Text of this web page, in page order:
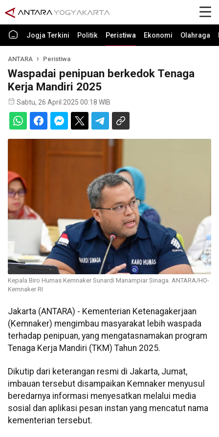
Jogja Terkini Politik Peristiwa Ekonomi Olahraga
ANTARA Peristiwa
Waspadai penipuan berkedok Tenaga
Kerja Mandiri 2025
Sabtu, 26 April 2025 00:18 WIB
Kepala Biro Humas Kemnaker Sunardi Manampiar Sinaga. ANTARA/HO-
Kemnaker RI
Jakarta (ANTARA) - Kementerian Ketenagakerjaan
(Kemnaker) mengimbau masyarakat lebih waspada
terhadap penipuan, yang mengatasnamakan program
Tenaga Kerja Mandiri (TKM) Tahun 2025.
Dikutip dari keterangan resmi di Jakarta, Jumat,
imbauan tersebut disampaikan Kemnaker menyusul
beredarnya informasi menyesatkan melalui media
sosial dan aplikasi pesan instan yang mencatut nama
kementerian tersebut.